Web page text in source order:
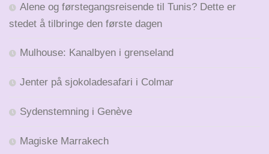
Alene og førstegangsreisende til Tunis? Dette er
stedet å tilbringe den første dagen
Mulhouse: Kanalbyen i grenseland
Jenter på sjokoladesafari i Colmar
Sydenstemning i Genève
Magiske Marrakech